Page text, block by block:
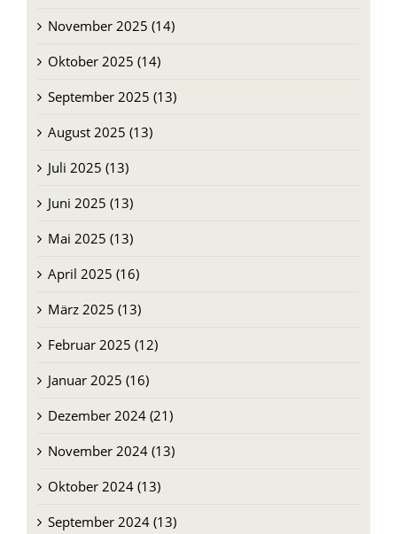
Dezember 2025 (19)
November 2025 (14)
Oktober 2025 (14)
September 2025 (13)
August 2025 (13)
Juli 2025 (13)
Juni 2025 (13)
Mai 2025 (13)
April 2025 (16)
März 2025 (13)
Februar 2025 (12)
Januar 2025 (16)
Dezember 2024 (21)
November 2024 (13)
Oktober 2024 (13)